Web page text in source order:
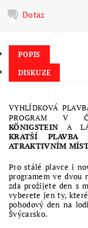
Dotaz
POPIS
DISKUZE
VYHLÍDKOVÁ
PROGRAM V
KÖNIGSTEINA
KRATŠÍ
ATRAKTIVNÍM
Pro stálé plavce i
programem ve dvou
zda prožijete den s
vyberete jen ty,
pohodový den na
Švýcarsko.